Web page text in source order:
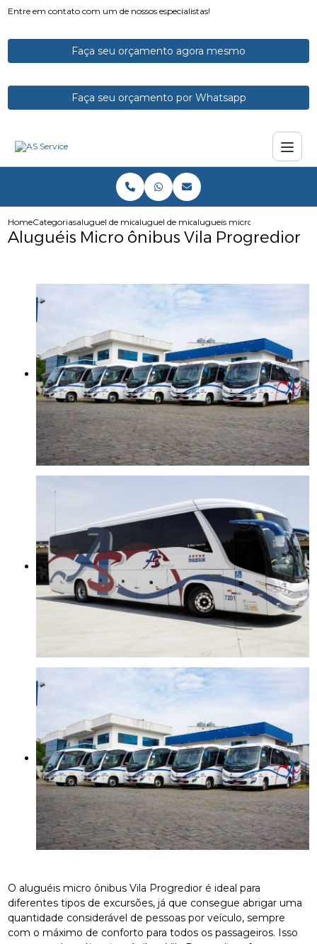
Entre em contato com um de nossos especialistas!
Faça seu orçamento agora mesmo
Faça seu orçamento por Whatsapp
HomeCategoriasaluguel de micro onibusaluguel de microonibusalugueis micro onibus vila
Aluguéis Micro ônibus Vila Progredior
O aluguéis micro ônibus Vila Progredior é ideal para
diferentes tipos de excursões, já que consegue abrigar uma
quantidade considerável de pessoas por veículo, sempre
com o máximo de conforto para todos os passageiros. Isso